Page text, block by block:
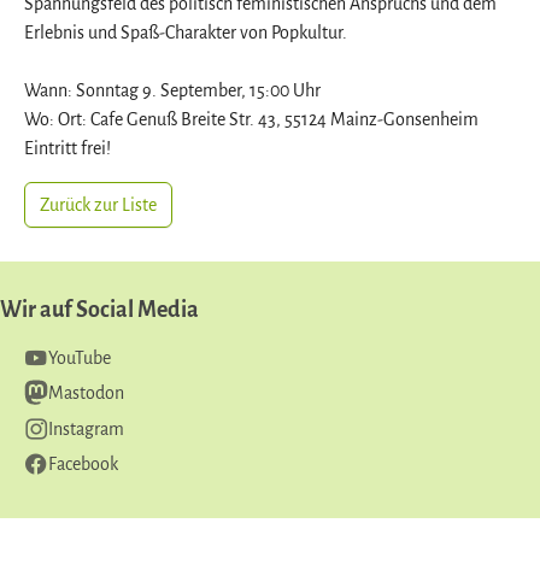
Erlebnis und Spaß-Charakter von Popkultur.
Wann: Sonntag 9. September, 15:00 Uhr
Wo: Ort: Cafe Genuß Breite Str. 43, 55124 Mainz-Gonsenheim
Eintritt frei!
Zurück zur Liste
Wir auf Social Media
YouTube
Mastodon
Instagram
Facebook